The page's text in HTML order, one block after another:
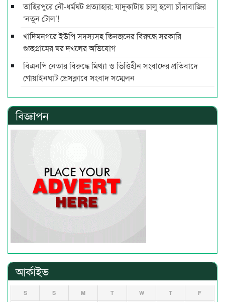
তাহিরপুরে নৌ-ধর্মঘট প্রত্যাহার: যাদুকাটায় চালু হলো চাঁদাবাজির
‘নতুন টোল’!
খাদিমনগরে ইউপি সদস্যসহ তিনজনের বিরুদ্ধে সরকারি
গুচ্ছগ্রামের ঘর দখলের অভিযোগ
বিএনপি নেতার বিরুদ্ধে মিথ্যা ও ভিত্তিহীন সংবাদের প্রতিবাদে
গোয়াইনঘাট প্রেসক্লাবে সংবাদ সম্মেলন
বিজ্ঞাপন
আর্কাইভ
S S M T W T F